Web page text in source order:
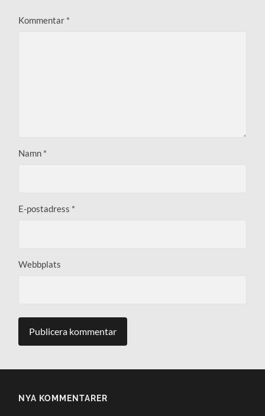
Kommentar *
Namn *
E-postadress *
Webbplats
NYA KOMMENTARER